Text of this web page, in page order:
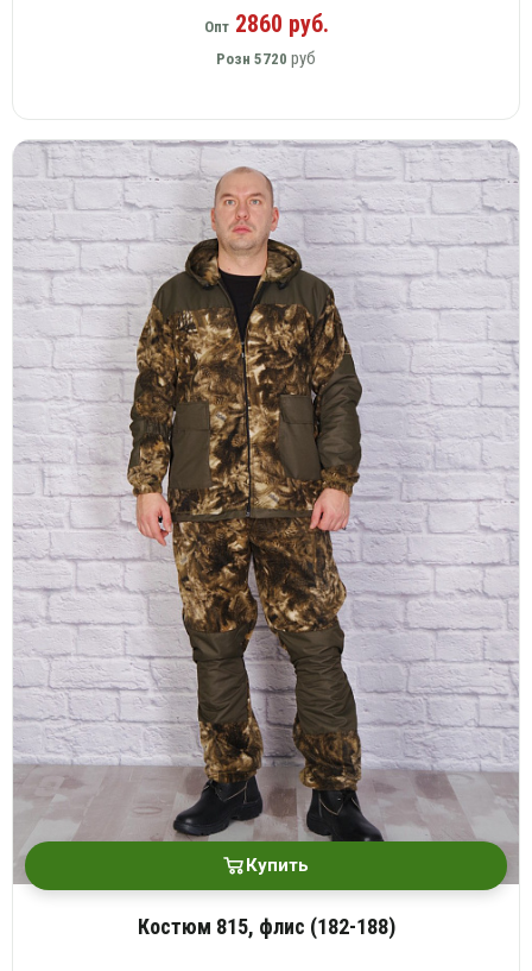
Опт2860 руб.
Розн 5720 руб
Купить
Костюм 815, флис (182-188)